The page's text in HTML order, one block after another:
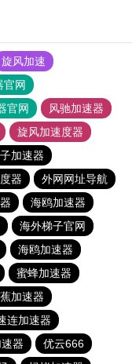
旋风加速
官网
官网
风驰加速器
旋风加速度器
加速器
器
外网网址导航
海鸥加速器
海外梯子官网
海鸥加速器
蜜蜂加速器
加速器
连加速器
器
优云666